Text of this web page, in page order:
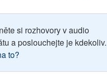
si rozhovory v audio
a poslouchejte je kdekoliv.
to?